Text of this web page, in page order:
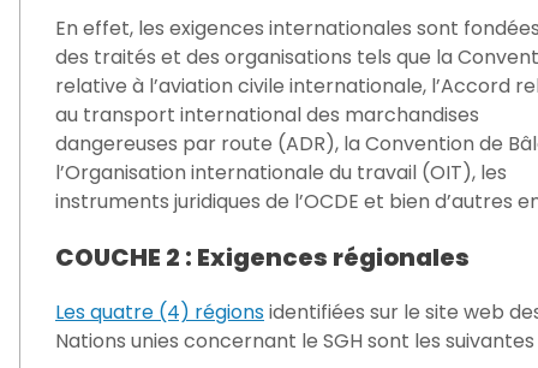
En effet, les exigences internationales sont
des traités et des organisations tels que la
relative à l’aviation civile internationale, l’Accord
au transport international des marchandises
dangereuses par route (ADR), la Convention de
l’Organisation internationale du travail (OIT), les
instruments juridiques de l’OCDE et bien d’autres
COUCHE 2 : Exigences régionales
Les quatre (4) régionsidentifiées sur le site web
Nations unies concernant le SGH sont les suivantes